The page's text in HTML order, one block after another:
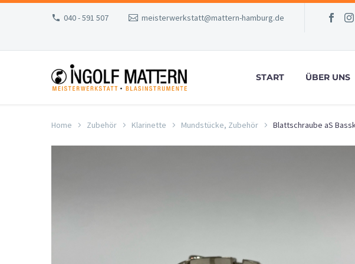
040 - 591 507
meisterwerkstatt@mattern-hamburg.de
START ÜBER UNS
Home Zubehör Klarinette Mundstücke, Zubehör Blattschraube aS